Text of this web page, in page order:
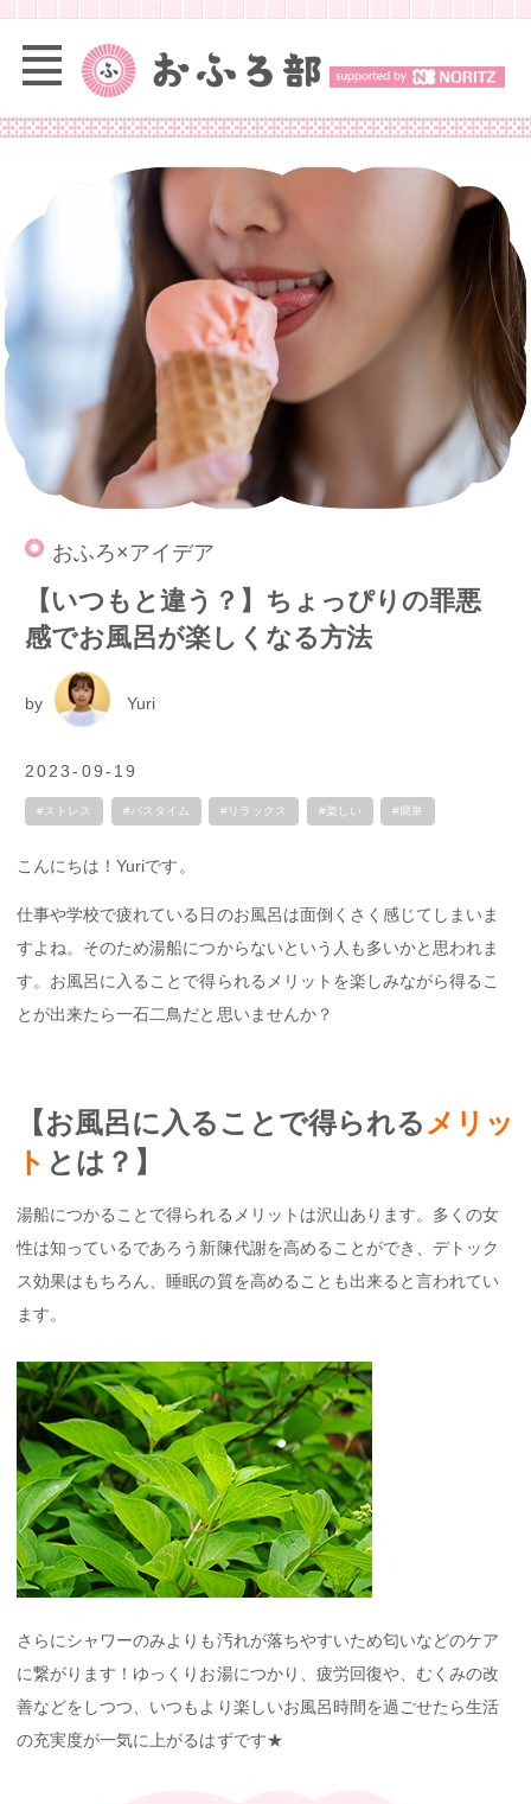
おふろ×アイデア
【いつもと違う？】ちょっぴりの罪悪
感でお風呂が楽しくなる方法
by Yuri
2023-09-19
#ストレス #バスタイム #リラックス #楽しい #簡単
こんにちは！Yuriです。
仕事や学校で疲れている日のお風呂は面倒くさく感じてしまいま
すよね。そのため湯船につからないという人も多いかと思われま
す。お風呂に入ることで得られるメリットを楽しみながら得るこ
とが出来たら一石二鳥だと思いませんか？
【お風呂に入ることで得られるメリッ
ト とは？】
湯船につかることで得られるメリットは沢山あります。多くの女
性は知っているであろう新陳代謝を高めることができ、デトック
ス効果はもちろん、睡眠の質を高めることも出来ると言われてい
ます。
さらにシャワーのみよりも汚れが落ちやすいため匂いなどのケア
に繋がります！ゆっくりお湯につかり、疲労回復や、むくみの改
善などをしつつ、いつもより楽しいお風呂時間を過ごせたら生活
の充実度が一気に上がるはずです★